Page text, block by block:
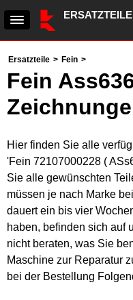
Ersatzteile > Fein >
Fein
Hier finden Sie alle
'Fein 72107000228 (
Sie alle gewünschten
müssen je nach Marke
dauert ein bis vier
haben, befinden sich auf
nicht beraten, was Sie
Maschine zur Reparatur
bei der Bestellung